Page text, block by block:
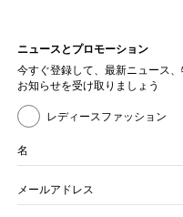
ニュースとプロモーション
今すぐ登録して、最新ニュース
お知らせを受け取りましょう
レディースファッション
名
メールアドレス